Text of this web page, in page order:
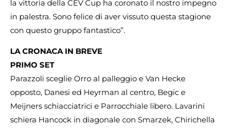
la vittoria della CEV Cup ha coronato il nostro impegno
in palestra. Sono felice di aver vissuto questa stagione
con questo gruppo fantastico”.
LA CRONACA IN BREVE
PRIMO SET
Parazzoli sceglie Orro al palleggio e Van Hecke
opposto, Danesi ed Heyrman al centro, Begic e
Meijners schiacciatrici e Parrocchiale libero. Lavarini
schiera Hancock in diagonale con Smarzek, Chirichella